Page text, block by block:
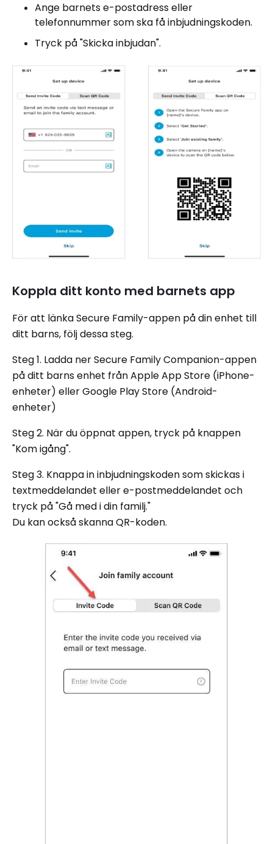
Ange barnets e-postadress eller
telefonnummer som ska få inbjudningskoden.
Tryck på "Skicka inbjudan".
Koppla ditt konto med barnets app
För att länka Secure Family-appen på din enhet till
ditt barns, följ dessa steg.
Steg 1. Ladda ner Secure Family Companion-appen
på ditt barns enhet från Apple App Store (iPhone-
enheter) eller Google Play Store (Android-
enheter)
Steg 2. När du öppnat appen, tryck på knappen
"Kom igång".
Steg 3. Knappa in inbjudningskoden som skickas i
textmeddelandet eller e-postmeddelandet och
tryck på "Gå med i din familj."
Du kan också skanna QR-koden.